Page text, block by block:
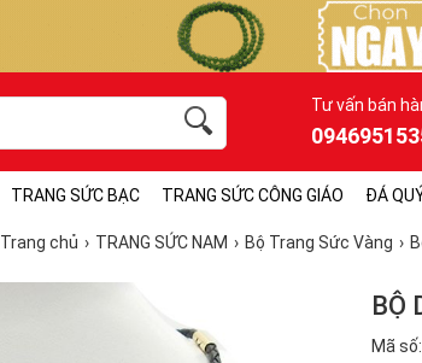
Tư vấn bán
TRANG SỨC BẠC TRANG SỨC CÔNG GIÁO ĐÁ
Trang chủ TRANG SỨC NAM Bộ Trang Sức Vàng
BỘ
Mã